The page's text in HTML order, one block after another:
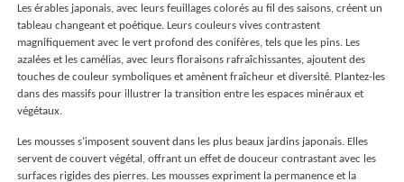
Les érables japonais, avec leurs feuillages colorés au fil des saisons, créent un
tableau changeant et poétique. Leurs couleurs vives contrastent
magnifiquement avec le vert profond des conifères, tels que les pins. Les
azalées et les camélias, avec leurs floraisons rafraîchissantes, ajoutent des
touches de couleur symboliques et amènent fraîcheur et diversité. Plantez-les
dans des massifs pour illustrer la transition entre les espaces minéraux et
végétaux.
Les mousses s’imposent souvent dans les plus beaux jardins japonais. Elles
servent de couvert végétal, offrant un effet de douceur contrastant avec les
surfaces rigides des pierres. Les mousses expriment la permanence et la